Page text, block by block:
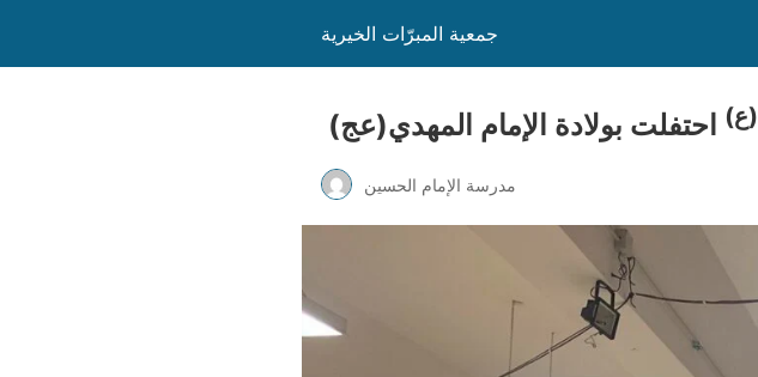
جمعية المبرّات الخيرية
(ع) احتفلت بولادة الإمام المهدي(عج)
مدرسة الإمام الحسين